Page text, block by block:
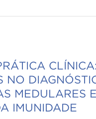
CLÍNICA:
NO
MEDULARES
IMUNIDADE